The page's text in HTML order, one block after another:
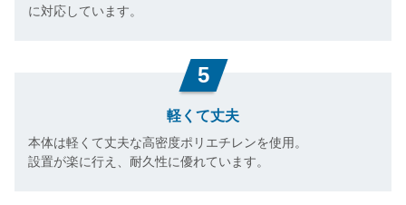
に対応しています。
5
軽くて丈夫
本体は軽くて丈夫な高密度ポリエチレンを使用。
設置が楽に行え、耐久性に優れています。